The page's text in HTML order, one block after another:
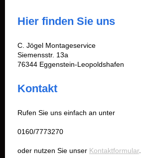
Hier finden Sie uns
C. Jögel Montageservice
Siemensstr. 13a
76344 Eggenstein-Leopoldshafen
Kontakt
Rufen Sie uns einfach an unter
0160/7773270
oder nutzen Sie unser Kontaktformular.